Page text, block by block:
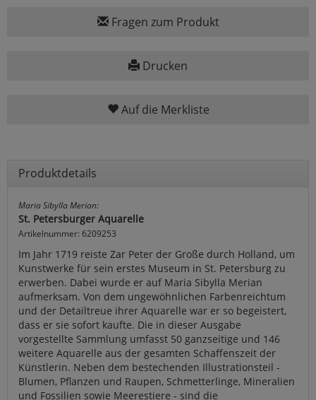
Fragen zum Produkt
Drucken
Auf die Merkliste
Produktdetails
Maria Sibylla Merian:
St. Petersburger Aquarelle
Artikelnummer: 6209253
Im Jahr 1719 reiste Zar Peter der Große durch Holland, um
Kunstwerke für sein erstes Museum in St. Petersburg zu
erwerben. Dabei wurde er auf Maria Sibylla Merian
aufmerksam. Von dem ungewöhnlichen Farbenreichtum
und der Detailtreue ihrer Aquarelle war er so begeistert,
dass er sie sofort kaufte. Die in dieser Ausgabe
vorgestellte Sammlung umfasst 50 ganzseitige und 146
weitere Aquarelle aus der gesamten Schaffenszeit der
Künstlerin. Neben dem bestechenden Illustrationsteil -
Blumen, Pflanzen und Raupen, Schmetterlinge, Mineralien
und Fossilien sowie Meerestiere - sind die